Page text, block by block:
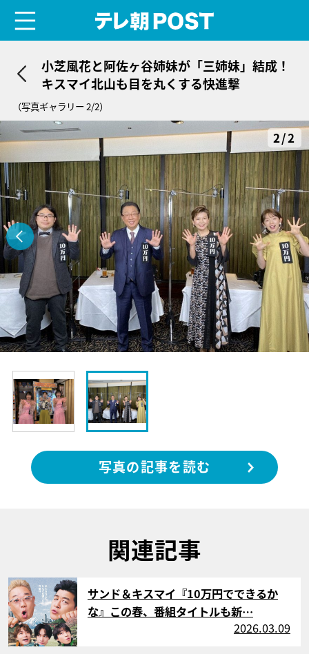
小芝風花と阿佐ヶ谷姉妹が「三姉妹」結成！
キスマイ北山も目を丸くする快進撃
（写真ギャラリー 2/2）
2/2
写真の記事を読む
関連記事
サムネイル
サンド＆キスマイ『10万円でできるか
な』この春、番組タイトルも新…
2026.03.09